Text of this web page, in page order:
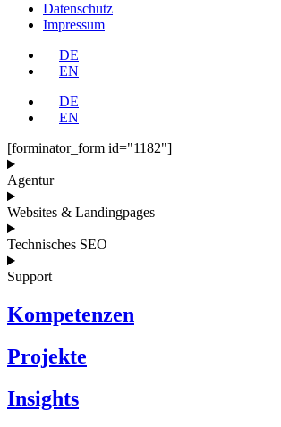
Datenschutz
Impressum
DE
EN
DE
EN
[forminator_form id="1182"]
Agentur
Websites & Landingpages
Technisches SEO
Support
Kompetenzen
Projekte
Insights